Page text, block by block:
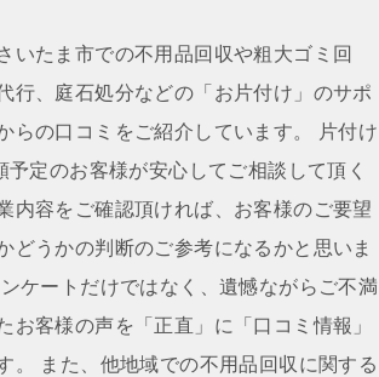
いたま市での不用品回収や粗大ゴミ回
行、庭石処分などの「お片付け」のサポ
らの口コミをご紹介しています。 片付け
予定のお客様が安心してご相談して頂く
内容をご確認頂ければ、お客様のご要望
どうかの判断のご参考になるかと思いま
ケートだけではなく、遺憾ながらご不満
お客様の声を「正直」に「口コミ情報」
。 また、他地域での不用品回収に関する